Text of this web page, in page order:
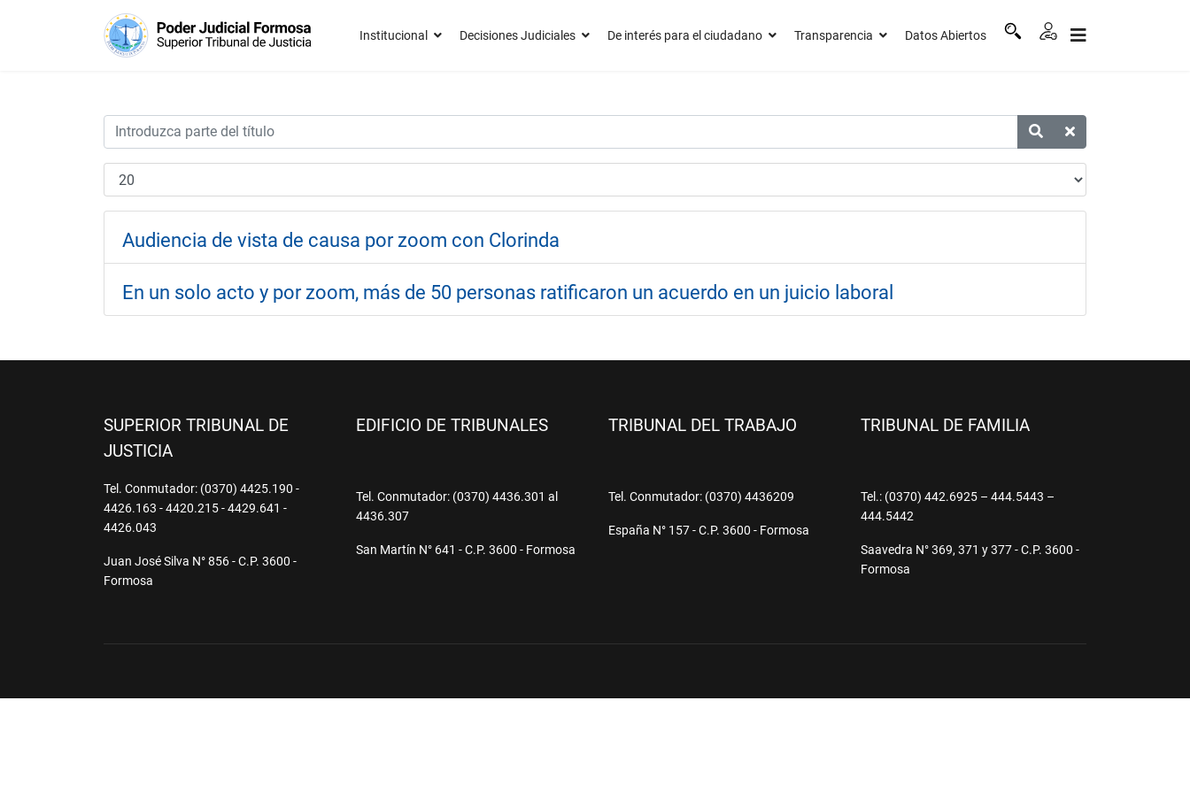
Institucional Decisiones Judiciales De interés para el ciudadano Transparencia Datos Abiertos
Audiencia de vista de causa por zoom con Clorinda
En un solo acto y por zoom, más de 50 personas ratificaron un acuerdo en un juicio laboral
SUPERIOR TRIBUNAL DE
JUSTICIA
Tel. Conmutador: (0370) 4425.190 -
4426.163 - 4420.215 - 4429.641 -
4426.043
Juan José Silva N° 856 - C.P. 3600 -
Formosa
EDIFICIO DE TRIBUNALES
Tel. Conmutador: (0370) 4436.301 al
4436.307
San Martín N° 641 - C.P. 3600 - Formosa
TRIBUNAL DEL TRABAJO
Tel. Conmutador: (0370) 4436209
España N° 157 - C.P. 3600 - Formosa
TRIBUNAL DE FAMILIA
Tel.: (0370) 442.6925 – 444.5443 –
444.5442
Saavedra N° 369, 371 y 377 - C.P. 3600 -
Formosa